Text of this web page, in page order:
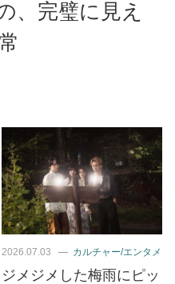
、完璧に見え
2026.07.03 カルチャー/エンタメ
ジメジメした梅雨にピッ